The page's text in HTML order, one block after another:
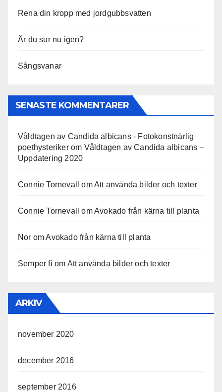
Rena din kropp med jordgubbsvatten
Är du sur nu igen?
Sångsvanar
SENASTE KOMMENTARER
Våldtagen av Candida albicans - Fotokonstnärlig
poethysterikerom Våldtagen av Candida albicans –
Uppdatering 2020
Connie Tornevall omAtt använda bilder och texter
Connie Tornevall omAvokado från kärna till planta
Nor omAvokado från kärna till planta
Semper fi om Att använda bilder och texter
ARKIV
november 2020
december 2016
september 2016